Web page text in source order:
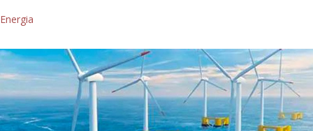
Energia